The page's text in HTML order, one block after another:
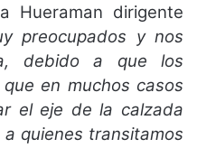
Hueraman dirigente
preocupados y nos
debido a que los
en muchos casos
el eje de la calzada
quienes transitamos